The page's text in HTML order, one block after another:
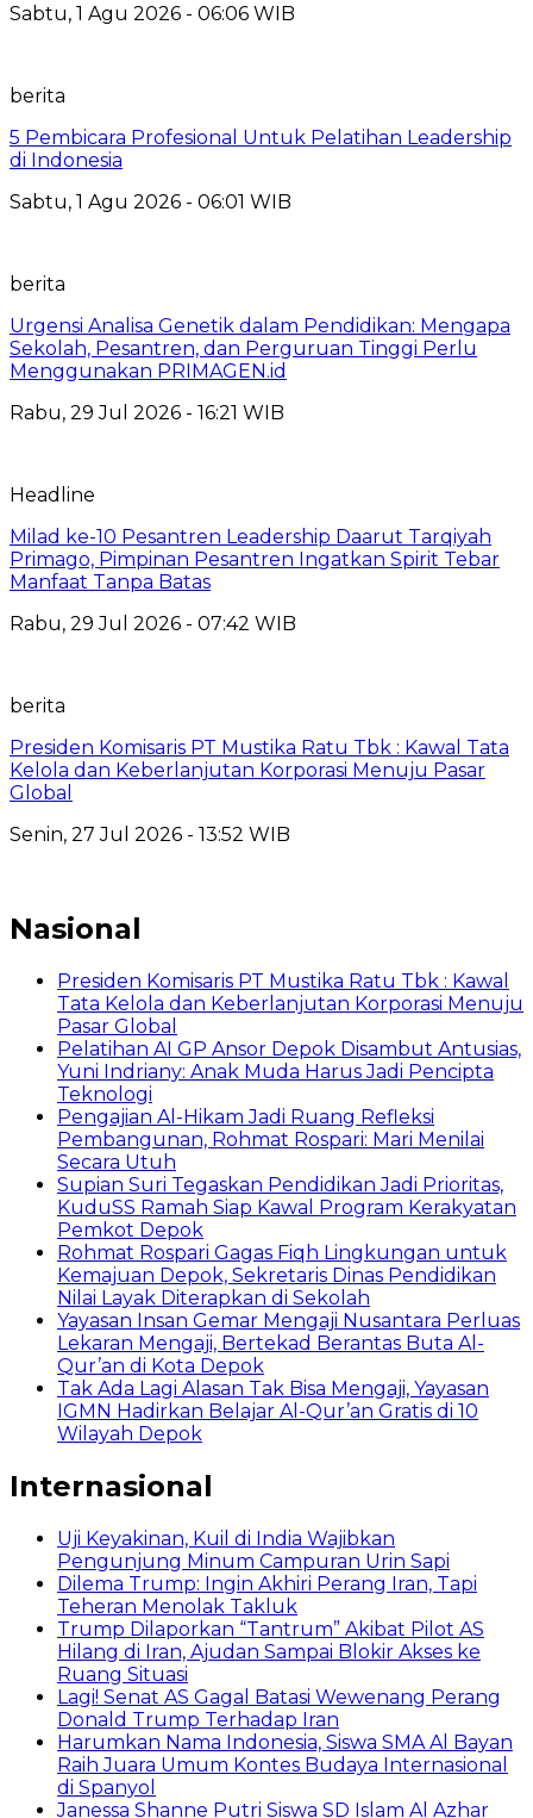
Sabtu, 1 Agu 2026 - 06:06 WIB
berita
5 Pembicara Profesional Untuk Pelatihan Leadership
di Indonesia
Sabtu, 1 Agu 2026 - 06:01 WIB
berita
Urgensi Analisa Genetik dalam Pendidikan: Mengapa
Sekolah, Pesantren, dan Perguruan Tinggi Perlu
Menggunakan PRIMAGEN.id
Rabu, 29 Jul 2026 - 16:21 WIB
Headline
Milad ke-10 Pesantren Leadership Daarut Tarqiyah
Primago, Pimpinan Pesantren Ingatkan Spirit Tebar
Manfaat Tanpa Batas
Rabu, 29 Jul 2026 - 07:42 WIB
berita
Presiden Komisaris PT Mustika Ratu Tbk : Kawal Tata
Kelola dan Keberlanjutan Korporasi Menuju Pasar
Global
Senin, 27 Jul 2026 - 13:52 WIB
Nasional
Presiden Komisaris PT Mustika Ratu Tbk : Kawal
Tata Kelola dan Keberlanjutan Korporasi Menuju
Pasar Global
Pelatihan AI GP Ansor Depok Disambut Antusias,
Yuni Indriany: Anak Muda Harus Jadi Pencipta
Teknologi
Pengajian Al-Hikam Jadi Ruang Refleksi
Pembangunan, Rohmat Rospari: Mari Menilai
Secara Utuh
Supian Suri Tegaskan Pendidikan Jadi Prioritas,
KuduSS Ramah Siap Kawal Program Kerakyatan
Pemkot Depok
Rohmat Rospari Gagas Fiqh Lingkungan untuk
Kemajuan Depok, Sekretaris Dinas Pendidikan
Nilai Layak Diterapkan di Sekolah
Yayasan Insan Gemar Mengaji Nusantara Perluas
Lekaran Mengaji, Bertekad Berantas Buta Al-
Qur’an di Kota Depok
Tak Ada Lagi Alasan Tak Bisa Mengaji, Yayasan
IGMN Hadirkan Belajar Al-Qur’an Gratis di 10
Wilayah Depok
Internasional
Uji Keyakinan, Kuil di India Wajibkan
Pengunjung Minum Campuran Urin Sapi
Dilema Trump: Ingin Akhiri Perang Iran, Tapi
Teheran Menolak Takluk
Trump Dilaporkan “Tantrum” Akibat Pilot AS
Hilang di Iran, Ajudan Sampai Blokir Akses ke
Ruang Situasi
Lagi! Senat AS Gagal Batasi Wewenang Perang
Donald Trump Terhadap Iran
Harumkan Nama Indonesia, Siswa SMA Al Bayan
Raih Juara Umum Kontes Budaya Internasional
di Spanyol
Janessa Shanne Putri Siswa SD Islam Al Azhar